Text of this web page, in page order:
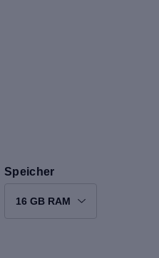
Speicher
16 GB RAM